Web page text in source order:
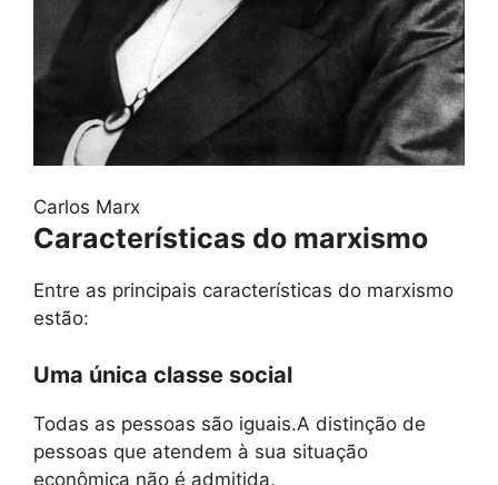
Carlos Marx
Características do marxismo
Entre as principais características do marxismo
estão:
Uma única classe social
Todas as pessoas são iguais.A distinção de
pessoas que atendem à sua situação
econômica não é admitida.